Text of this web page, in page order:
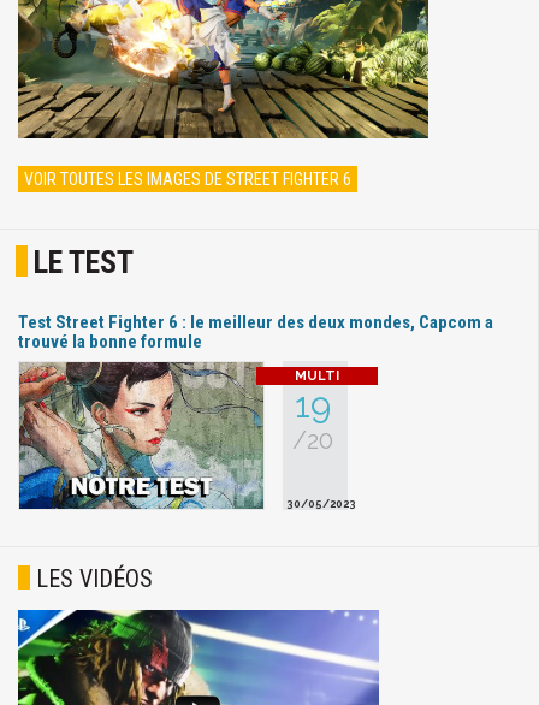
VOIR TOUTES LES IMAGES DE STREET FIGHTER 6
LE TEST
Test Street Fighter 6 : le meilleur des deux mondes, Capcom a
trouvé la bonne formule
19
/20
30/05/2023
LES VIDÉOS